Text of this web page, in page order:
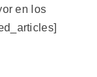
en los